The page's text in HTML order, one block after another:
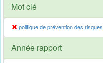
Mot clé
politique de prévention des risques
Année rapport